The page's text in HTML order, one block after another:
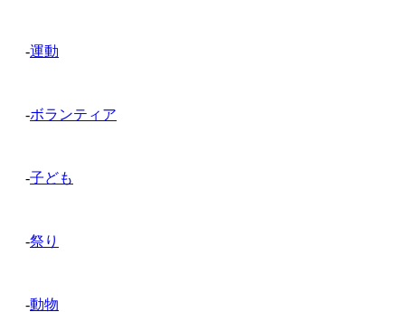
-運動
-ボランティア
-子ども
-祭り
-動物